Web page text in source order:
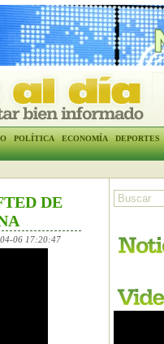
POLÍTICA ECONOMÍA DEPORTES
DE
06 17:20:47